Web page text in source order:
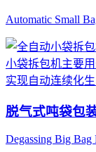
Automatic Small
小袋拆包机主要
实现自动连续化
脱气式吨袋包
Degassing Big Bag